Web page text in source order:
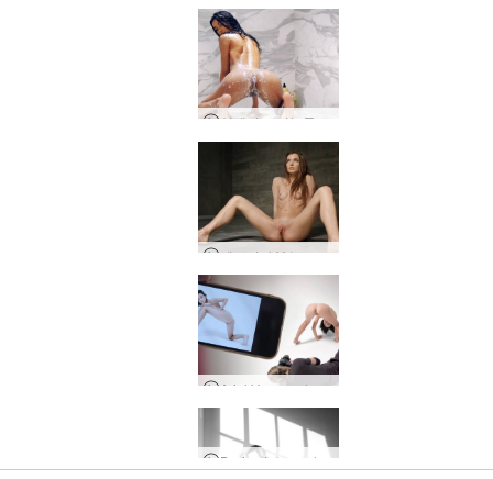
베로니카 V 누드 촬영
Ariel Voyeur 사진 세션
클로버 스윙 인 발리 나디아 누드 호라이즌A day In The Life of Ole, 카르파티아 산맥, 우크라이나
그레이스 누드 사진의 예술
파올라와 스테판의 사랑과 섹스 in 툴룸 1부
미라 누드 해변 사진 촬영 레오나 누드 사진의 예술헤라와 데이비드 사진 제작Sali와 Quin의 첫 번째 섹스 테이프
마고 포토 세션 클라우 비하인드 스토리알렉산드라 쁘띠 포저
에로 사진 제작 레오나
아만다 스트립쇼졸리 첫 누드 사진 촬영
아리엘 선셋
소완 모던타이댄스발리에서 잡힌 클로버
클라리스 비하인드 스토리 Sali와 Quin Sun 인사말
Lucy Aussie 피트니스 소녀
나디아 란제리 Dominika C 고통과 즐거움 사진 촬영
아리엘과 로빈 누드 사진 세션그레이스 에로 사진 촬영라이아 알몸 인도 댄스Eva 섹시한 알몸 곡예사
울리아나 누드 요가
알바 - 에로모델의 하루안야 찢어진 몸 운동 Hegre Cam Girls 포토 파티
다니엘라 대담한 댄스
줄리아 비치 라이프
엘리자베스의 하루, 상트페테르부르크, 러시아 스튜디오 누드의 레오나 메이킹Nicolette 섹시한 패션쇼
자야의 하루, 푸켓, 태국 카리나 비하인드 스토리A Day In the Life of Lina, 모스크바, 러시아
줄리에타와 막달레나 백스테이지
로타 룩 앳 미 아리엘 엔젤 플라잉 하이
클라우 카메라 캔디
키프로스의 타야 누드
프랜시 더 크로싱
카트리나 누드 요가
jessa 스키니 디핑
나탈리아 발리에서 알몸으로 총격
캐서리나 면도 세션
벨 누드 사진
알바 젖은 뜨거운
베로니카 V 몸 사랑
Riana 누드 패션 모델
Tigra의 하루, 키예프, 우크라이나 푸트리 발리 프로덕션앨리스 벌거벗은 휴가
A Day In The Life of Alexa, 모스크바, 러시아
푸트리의 하루, 발리, 인도네시아 - 1부
아리나 란제리 쇼 아리엘 알몸 피트니스
Darina L 그림 사진
막달레나 스파게티 바디
Lenka와 Lukas의 섹스 테이프 #2
여자 그림 히로미 캐서리나 에보니 에로티카
Serena L 질 독백
아리엘 거울 촬영 키키 슈팅 캐리비안 커브스
안나 L 포토 세션
백합 창백한 열정
히로미 누드 비치
마고 알몸 피트니스
히로미 화려한 여신
제시 면도 음부아리나의 하루, 키예프, 우크라이나
클로이 누드 비치 그레이스 레드 라이트 성 요법
Alya의 하루 - 확장판 발리 폭포에서 알몸으로 클로버와 푸트리
알바 소개
소완 지성 바디클로버와 나탈리아 발리의 누드 요가
아리엘 누드 촬영
살리와 퀸의 굿모닝
나디아 친밀한 소개
장시간 발기 마사지
4 배려 손 마사지
카리나 누드 비치
알바 더티 댄싱
클로이 플라워 바스
에밀리는 할리우드에서 알몸으로 벗었다.
포 핸즈 마스크 링감 마사지베를린에서의 플로라 사진 촬영 레오나 스키니 피트니스 소녀
탄트라 경로 마사지
아리엘 포토 판타지
슬로우 모션의 아리엘 뷰티카메론 누드 사진 촬영Zoryanna의 하루, Lviv, 우크라이나
샐리 자기 자극
클로에 호텔 바스 올리비아 더블 오르가즘
에바 베드 체조
친밀한 치유 마사지
오르가즘 마사지 잠금 해제
아리엘, 마리카, 멜레나 마리아 알몸 트로피컬 트리오
옴벨린 사원 여신A Day In The Life Of Avery, 키예프, 우크라이나 아만다와 고로 착유 및 짝짓기, 파트 1
링감 마사지 배우기
미러샷 레오나
아만다 솔로 섹스 Alexa와 Adam의 검역 시간 죽이기헤라와 데이비드 오르가마트론Dominika C 에로티카 노출
클라우 첫 누드모델
Sali와 Quin의 탑승
강렬한 분출 오르가즘 마사지
Annalina 느린 유혹
A Day In The Life of Lauren, 키예프, 우크라이나
우리의 첫 섹스 테이프 탄트라 테라피 마사지탄트라 테두리 마사지
레오나 누드 소개 나탈리아 a - 벌거벗은 이비자 휴가 파트 1
카리나 센슈얼 모션
아리엘 에로틱 머드 마사지타샤 러시아 누드 인형
에덴 훌라후프 매력
사랑의 손 마사지 포핸즈 마스크 요니 마사지창의적인 수탉 마사지누드 사진 세션의 알리사 만들기
도미니카 c 음부를 기쁘게 성적 자극 마사지의 예술수행하기 어려운 마사지제나 센슈얼 슬로우 모션클로이 섹시 스튜디오 세션
안나 엘 셀프 러브 Simona T와 Safo 레즈비언 섹스
엘리나 자기 사랑줄리에타와 막달레나 누드 댄스 퍼포먼스
A Day In The Life of Magen, 방콕, 태국 클로이와 히로미 해변에서의 하루
해변에서 아리엘과 알렉스 섹스
아리엘 드레스 알몸
파멜라 핑크 기쁨
Kateryna 자기 자극
요니 마사지 테라피Liam과 Liz의 My Asian Girlfriend
나탈리아 그리스 휴가분출 오르가즘 마사지
A Day In The Life of Natalia A, 모스크바, 러시아
밀라 판타지 피규어Dominika C 오르가즘 음모 놀이 마사지
Katherina 전기 클라이맥스 의자 Melena Maria 누드 해변 사진 세션
처음으로 오르가슴 마사지 아리엘 슬로우 섹시 심포니
오필리아 솔로 섹스
해피엔딩 마사지 여성 오르가즘의 물리학
Clau와 Leela 탄트라 마사지 Serena L 다중 오르가즘 챌린지
천상의 주무르기 마사지
그레이스 딜도 도전
관능적인 마사지의 예술
Liam과 Mahalia의 My Manila Mistress
진동 에로틱 마사지
올리비아 오르가즘 마라톤 탄트라 섹슈얼 힐링 마사지
임상 에로틱 마사지
미친 클라이맥스 마사지
열대 탄트라 마사지
공상과학 우주 클라이맥스 마사지
다중 물총 마사지 클로버 크레이지 클라이막스 챌린지아리엘과 미라 소녀 소녀 마사지아리엘과 멜레나 마리아 하렘
미라 자기 자극POV 링감 사랑 마사지 클로이 소파 솔로 섹스본디지 플레이 마사지
Go West Young Girl
친밀한 에미 A Day In The Life of Anna L, 리비우, 우크라이나 여성 여러 오르가즘 마사지캐서리나와 릭 카마 수트라아드리아나 자기 사랑
마리카 면도 및 물총 황홀한 에로틱 마사지
여성 사정 마사지 에미와 나탈리아 휴가 중인 여자친구
러브시트 섹스 Serena L 성적 자기 자극
억제 속박 마사지 라이아와 세레나 l 레즈비언 러브
아만다와 캐서리나 레즈비언 스트랩 마사지 탄트라 러브 메이킹 마사지
에로틱 비치 마사지
클로이와 히로미 마사지와 자위
A Day In The Life Of Mila A, 카르파티아 산맥, 우크라이나 상호 레즈비언 탄트라 마사지에로틱 발리니스 마사지
인터랙티브 에로틱 커플 마사지 글로리 홀 테이블 마사지아리엘 이중 자극 오르가즘
도미니카 C와 그레이스 레즈비언 탐험 알리사 축복받은 아름다움여성 탄트라 사원 마사지
커플 탄트라 각성 실험적인 에로틱 마사지
복종 속박 마사지 여성 해피엔딩 마사지
깊은 침투 마사지
에반젤리나 질 숭배
아만다와 고로 착유 및 짝짓기, 파트 2
커플 물총 마사지장난스러운 탄트라 마사지 에로틱 플렉시 마사지
에로틱 커플 링 마사지 전신 오르가즘 마사지 2
자위 마사지
멜레나 마리아 자위
아리엘 큰 흑인 친구 아리엘 탄트릭 사원 마사지멜레나 마리아 딜도 Deepthroat
안나 l과 대니 해피 엔딩 마사지 레즈비언 탄트라 마사지커플의 성적 각성 마사지
아리엘 딜도 예술성
알바와 클라우 큰 딜도 라구 딜도 감히
성적 마사지
질 예배 마사지
삼인조 마사지
에로틱 착유 마사지
결투 딜도 실험